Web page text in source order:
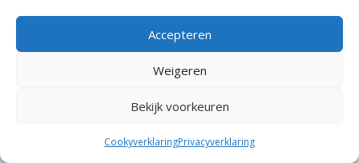
Accepteren
Weigeren
Bekijk voorkeuren
CookyverklaringPrivacyverklaring